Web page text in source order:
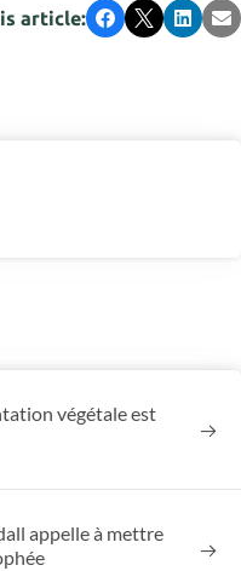
article: Facebook
X
végétale est
appelle à mettre